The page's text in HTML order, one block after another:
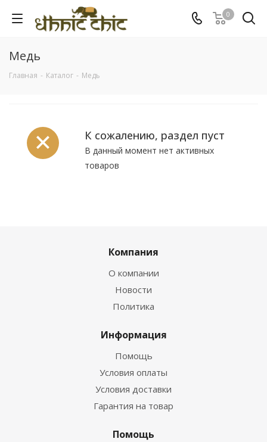
0
Медь
Главная - Каталог - Медь
К сожалению, раздел пуст
В данный момент нет активных
товаров
Компания
О компании
Новости
Политика
Информация
Помощь
Условия оплаты
Условия доставки
Гарантия на товар
Помощь